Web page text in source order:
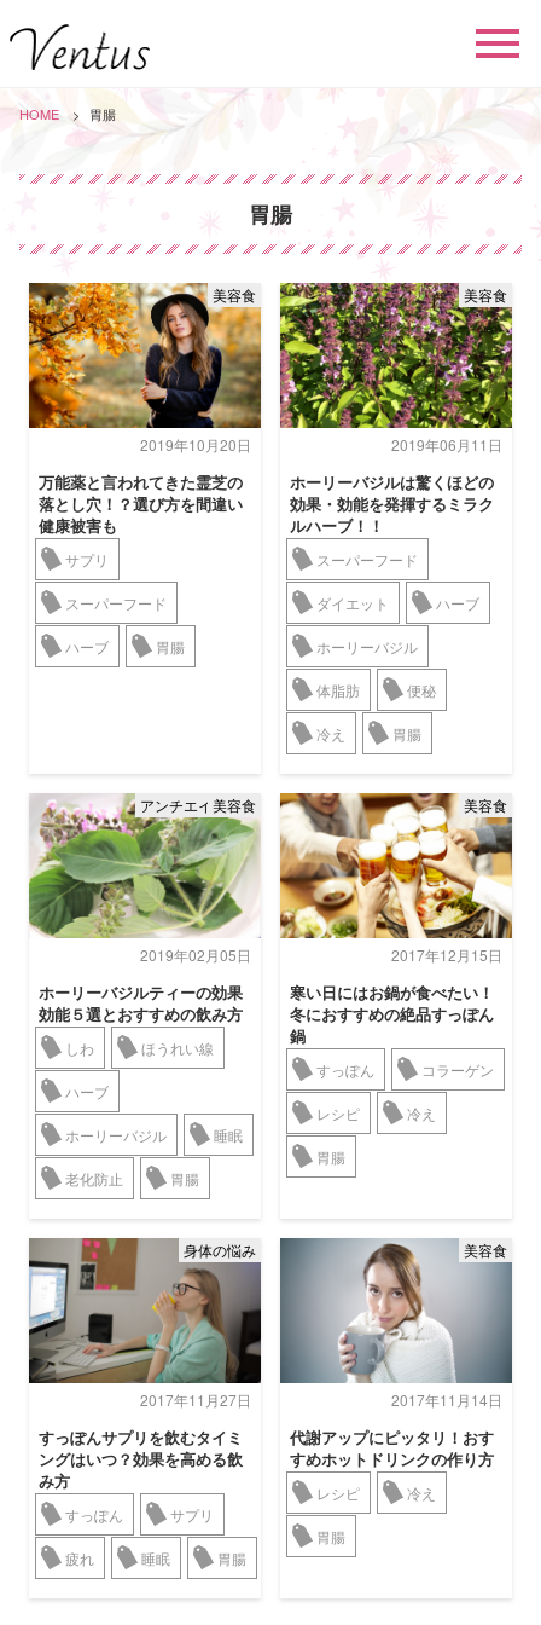
HOME 胃腸
胃腸
美容食
2019年10月20日
万能薬と言われてきた霊芝の
落とし穴！？選び方を間違い
健康被害も
サプリ
スーパーフード
ハーブ 胃腸
美容食
2019年06月11日
ホーリーバジルは驚くほどの
効果・効能を発揮するミラク
ルハーブ！！
スーパーフード
ダイエット ハーブ
ホーリーバジル
体脂肪 便秘
冷え 胃腸
アンチエイジング
美容食
2019年02月05日
ホーリーバジルティーの効果
効能５選とおすすめの飲み方
しわ ほうれい線
ハーブ
ホーリーバジル 睡眠
老化防止 胃腸
美容食
2017年12月15日
寒い日にはお鍋が食べたい！
冬におすすめの絶品すっぽん
鍋
すっぽん コラーゲン
レシピ 冷え
胃腸
身体の悩み
2017年11月27日
すっぽんサプリを飲むタイミ
ングはいつ？効果を高める飲
み方
すっぽん サプリ
疲れ 睡眠 胃腸
美容食
2017年11月14日
代謝アップにピッタリ！おす
すめホットドリンクの作り方
レシピ 冷え
胃腸